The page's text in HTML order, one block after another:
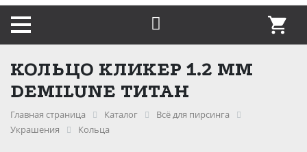
КОЛЬЦО КЛИКЕР 1.2 ММ
DEMILUNE ТИТАН
Главная страница Каталог
Всё для пирсинга
Украшения
Кольца